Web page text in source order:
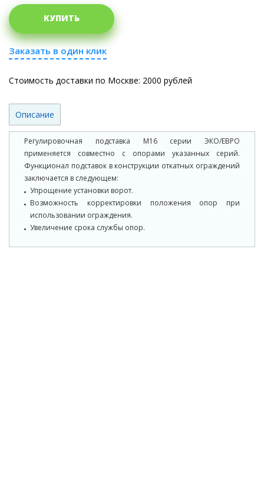
КУПИТЬ
Заказать в один клик
Стоимость доставки по Москве: 2000 рублей
Описание
Регулировочная подставка М16 серии ЭКО/ЕВРО
применяется совместно с опорами указанных серий.
Функционал подставок в конструкции откатных ограждений
заключается в следующем:
Упрощение установки ворот.
Возможность корректировки положения опор при
использовании ограждения.
Увеличение срока службы опор.